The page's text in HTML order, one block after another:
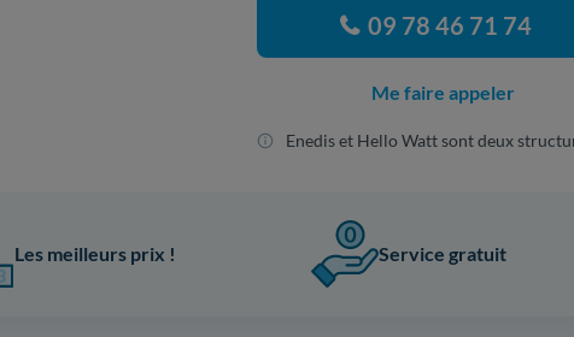
09 78 46 71 74
Me faire appeler
Enedis et Hello Watt sont deux
Les meilleurs prix ! Service gratuit